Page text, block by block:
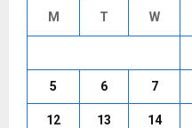
M T W
5 6 7
12 13 14